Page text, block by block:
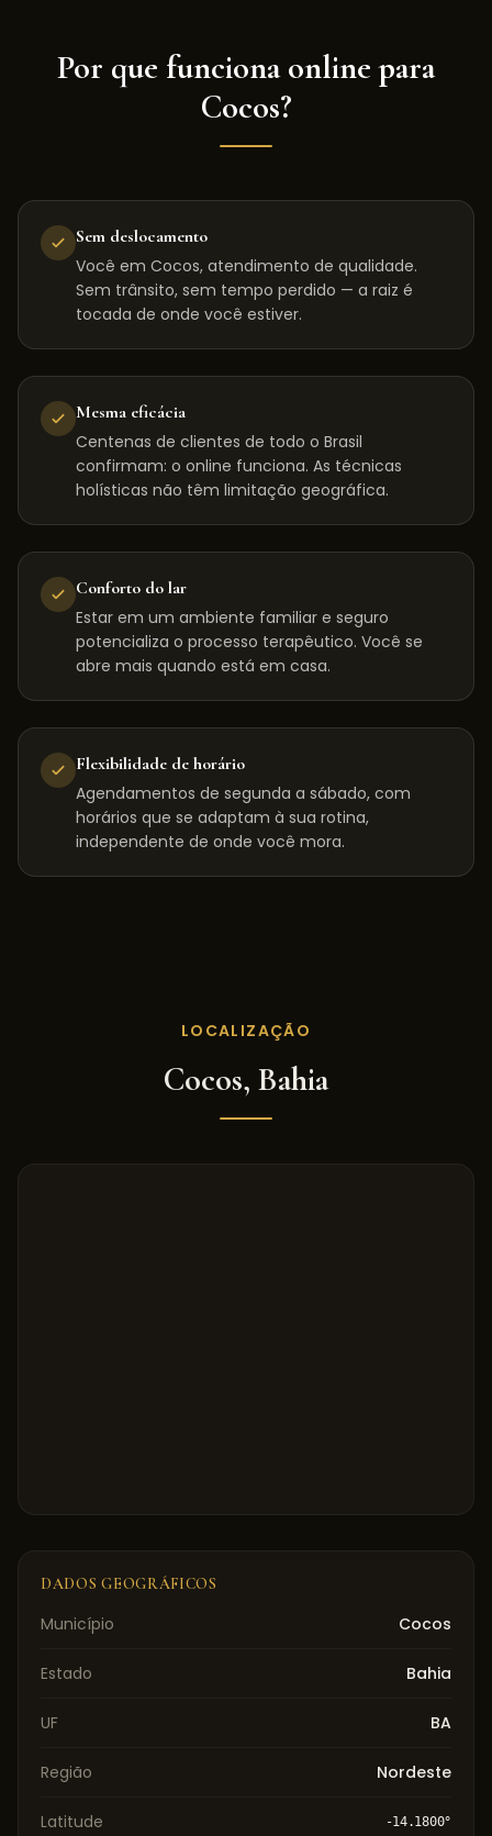
Por que funciona online para
Cocos?
Sem deslocamento
Você em Cocos, atendimento de qualidade.
Sem trânsito, sem tempo perdido — a raiz é
tocada de onde você estiver.
Mesma eficácia
Centenas de clientes de todo o Brasil
confirmam: o online funciona. As técnicas
holísticas não têm limitação geográfica.
Conforto do lar
Estar em um ambiente familiar e seguro
potencializa o processo terapêutico. Você se
abre mais quando está em casa.
Flexibilidade de horário
Agendamentos de segunda a sábado, com
horários que se adaptam à sua rotina,
independente de onde você mora.
LOCALIZAÇÃO
Cocos, Bahia
DADOS GEOGRÁFICOS
Município Cocos
Estado Bahia
UF BA
Região Nordeste
Latitude -14.1800°